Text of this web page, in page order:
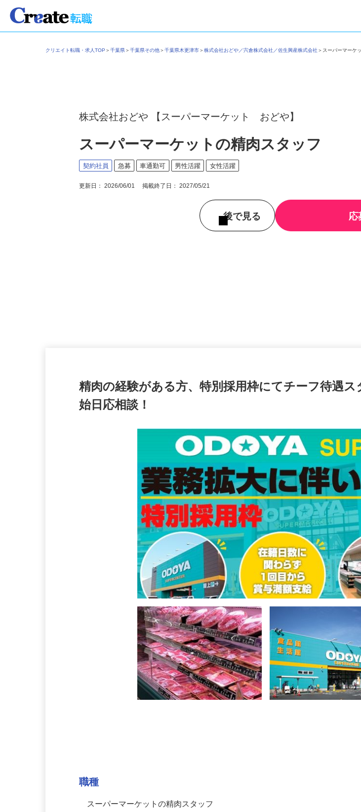
クリエイト転職・求人TOP＞千葉県＞千葉県その他＞千葉県木更津市＞株式会社おどや／宍倉株式会社／佐生興産株式会社 ＞スーパーマー
株式会社おどや 【スーパーマーケット おどや】
スーパーマーケットの精肉スタッフ
契約社員 急募 車通勤可 男性活躍 女性活躍
更新日： 2026/06/01 掲載終了日： 2027/05/21
後で見る
精肉の経験がある方、特別採用枠にてチーフ待遇
始日応相談！